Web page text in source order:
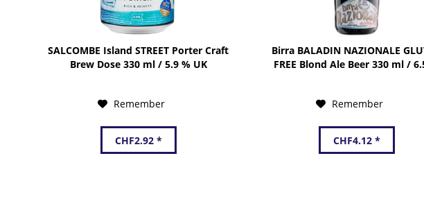
SALCOMBE Island STREET Porter Craft
Brew Dose 330 ml / 5.9 % UK
Remember
CHF2.92 *
Birra BALADIN NAZIONALE
FREE Blond Ale Beer 330 ml /
Remember
CHF4.12 *